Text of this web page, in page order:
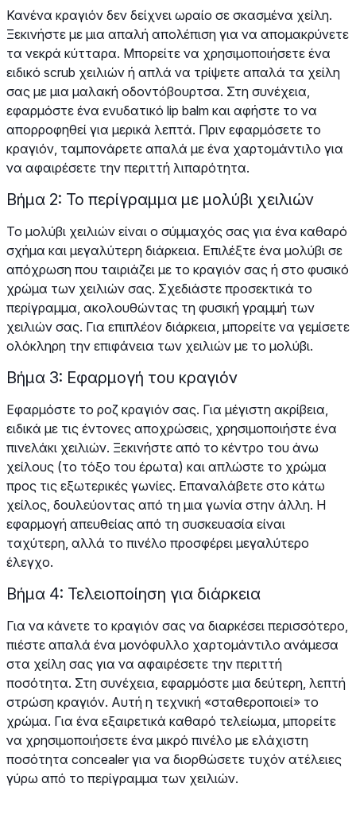
Κανένα κραγιόν δεν δείχνει ωραίο σε σκασμένα χείλη.
Ξεκινήστε με μια απαλή απολέπιση για να απομακρύνετε
τα νεκρά κύτταρα. Μπορείτε να χρησιμοποιήσετε ένα
ειδικό scrub χειλιών ή απλά να τρίψετε απαλά τα χείλη
σας με μια μαλακή οδοντόβουρτσα. Στη συνέχεια,
εφαρμόστε ένα ενυδατικό lip balm και αφήστε το να
απορροφηθεί για μερικά λεπτά. Πριν εφαρμόσετε το
κραγιόν, ταμπονάρετε απαλά με ένα χαρτομάντιλο για
να αφαιρέσετε την περιττή λιπαρότητα.
Βήμα 2: Το περίγραμμα με μολύβι χειλιών
Το μολύβι χειλιών είναι ο σύμμαχός σας για ένα καθαρό
σχήμα και μεγαλύτερη διάρκεια. Επιλέξτε ένα μολύβι σε
απόχρωση που ταιριάζει με το κραγιόν σας ή στο φυσικό
χρώμα των χειλιών σας. Σχεδιάστε προσεκτικά το
περίγραμμα, ακολουθώντας τη φυσική γραμμή των
χειλιών σας. Για επιπλέον διάρκεια, μπορείτε να γεμίσετε
ολόκληρη την επιφάνεια των χειλιών με το μολύβι.
Βήμα 3: Εφαρμογή του κραγιόν
Εφαρμόστε το ροζ κραγιόν σας. Για μέγιστη ακρίβεια,
ειδικά με τις έντονες αποχρώσεις, χρησιμοποιήστε ένα
πινελάκι χειλιών. Ξεκινήστε από το κέντρο του άνω
χείλους (το τόξο του έρωτα) και απλώστε το χρώμα
προς τις εξωτερικές γωνίες. Επαναλάβετε στο κάτω
χείλος, δουλεύοντας από τη μια γωνία στην άλλη. Η
εφαρμογή απευθείας από τη συσκευασία είναι
ταχύτερη, αλλά το πινέλο προσφέρει μεγαλύτερο
έλεγχο.
Βήμα 4: Τελειοποίηση για διάρκεια
Για να κάνετε το κραγιόν σας να διαρκέσει περισσότερο,
πιέστε απαλά ένα μονόφυλλο χαρτομάντιλο ανάμεσα
στα χείλη σας για να αφαιρέσετε την περιττή
ποσότητα. Στη συνέχεια, εφαρμόστε μια δεύτερη, λεπτή
στρώση κραγιόν. Αυτή η τεχνική «σταθεροποιεί» το
χρώμα. Για ένα εξαιρετικά καθαρό τελείωμα, μπορείτε
να χρησιμοποιήσετε ένα μικρό πινέλο με ελάχιστη
ποσότητα concealer για να διορθώσετε τυχόν ατέλειες
γύρω από το περίγραμμα των χειλιών.